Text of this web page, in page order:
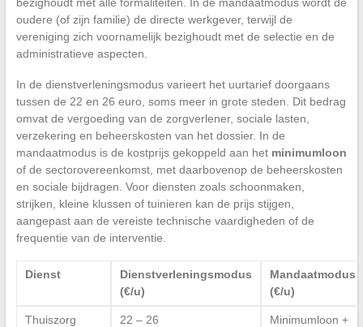
oudere (of zijn familie) de directe werkgever, terwijl de
vereniging zich voornamelijk bezighoudt met de selectie en de
administratieve aspecten.
In de dienstverleningsmodus varieert het uurtarief doorgaans
tussen de 22 en 26 euro, soms meer in grote steden. Dit bedrag
omvat de vergoeding van de zorgverlener, sociale lasten,
verzekering en beheerskosten van het dossier. In de
mandaatmodus is de kostprijs gekoppeld aan het minimumloon
of de sectorovereenkomst, met daarbovenop de beheerskosten
en sociale bijdragen. Voor diensten zoals schoonmaken,
strijken, kleine klussen of tuinieren kan de prijs stijgen,
aangepast aan de vereiste technische vaardigheden of de
frequentie van de interventie.
Dienst
Dienstverleningsmodus
(€/u)
Mandaatmodus
(€/u)
Thuiszorg 22 – 26
Minimumloon +